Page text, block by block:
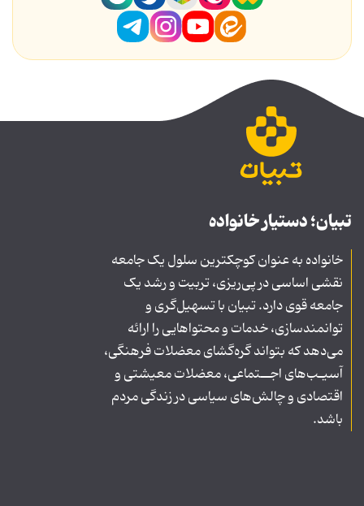
تبیان؛ دستیار خانواده
خانواده به عنوان کوچکترین سلول یک جامعه
نقشی اساسی در پی‌ریزی، تربیت و رشد یک
جامعه قوی دارد. تبیان با تسهیل‌گری و
توانمندسازی، خدمات و محتواهایی را ارائه
می‌دهد که بتواند گره‌گشای معضلات فرهنگی،
آسیـب‌های اجــتماعی، معضلات معیشتی و
اقتصادی و چالش‌های سیاسی در زندگی مردم
باشد.